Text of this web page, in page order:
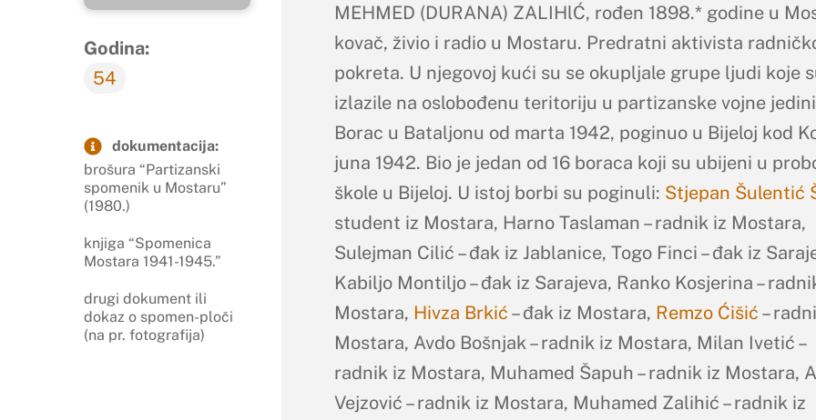
Godina:
54
dokumentacija:
brošura “Partizanski
spomenik u Mostaru”
(1980.)
knjiga “Spomenica
Mostara 1941-1945.”
drugi dokument ili
dokaz o spomen-ploči
(na pr. fotografija)
MEHMED (DURANA) ZALIHlĆ, rođen 1898.* godine u
kovač, živio i radio u Mostaru. Predratni aktivista
pokreta. U njegovoj kući su se okupljale grupe ljudi koje
izlazile na oslobođenu teritoriju u partizanske vojne
Borac u Bataljonu od marta 1942, poginuo u Bijeloj kod
juna 1942. Bio je jedan od 16 boraca koji su ubijeni u
škole u Bijeloj. U istoj borbi su poginuli: Stjepan Šulentić
student iz Mostara, Harno Taslaman – radnik iz Mostara,
Sulejman Cilić – đak iz Jablanice, Togo Finci – đak iz
Kabiljo Montiljo – đak iz Sarajeva, Ranko Kosjerina –
Mostara, Hivza Brkić – đak iz Mostara, Remzo Ćišić –
Mostara, Avdo Bošnjak – radnik iz Mostara, Milan Ivetić –
radnik iz Mostara, Muhamed Šapuh – radnik iz Mostara,
Vejzović – radnik iz Mostara, Muhamed Zalihić – radnik iz